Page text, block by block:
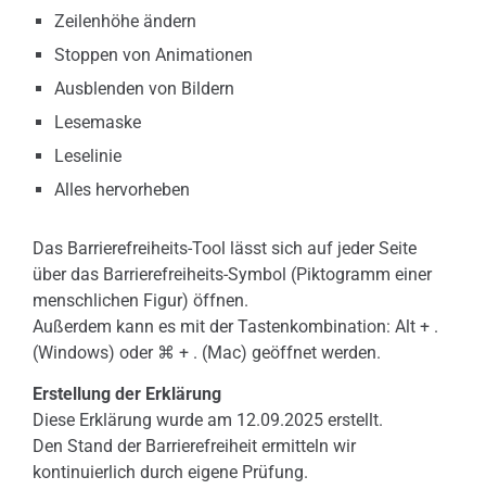
Zeilenhöhe ändern
Stoppen von Animationen
Ausblenden von Bildern
Lesemaske
Leselinie
Alles hervorheben
Das Barrierefreiheits-Tool lässt sich auf jeder Seite
über das Barrierefreiheits-Symbol (Piktogramm einer
menschlichen Figur) öffnen.
Außerdem kann es mit der Tastenkombination: Alt + .
(Windows) oder ⌘ + . (Mac) geöffnet werden.
Erstellung der Erklärung
Diese Erklärung wurde am 12.09.2025 erstellt.
Den Stand der Barrierefreiheit ermitteln wir
kontinuierlich durch eigene Prüfung.